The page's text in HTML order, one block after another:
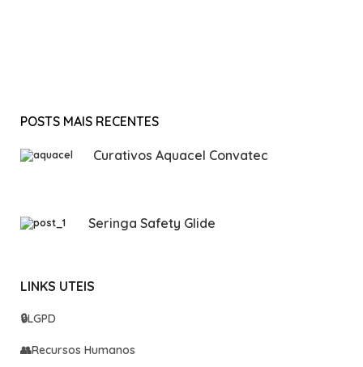
POSTS MAIS RECENTES
Curativos Aquacel Convatec
Seringa Safety Glide
LINKS UTEIS
🔒LGPD
👥Recursos Humanos